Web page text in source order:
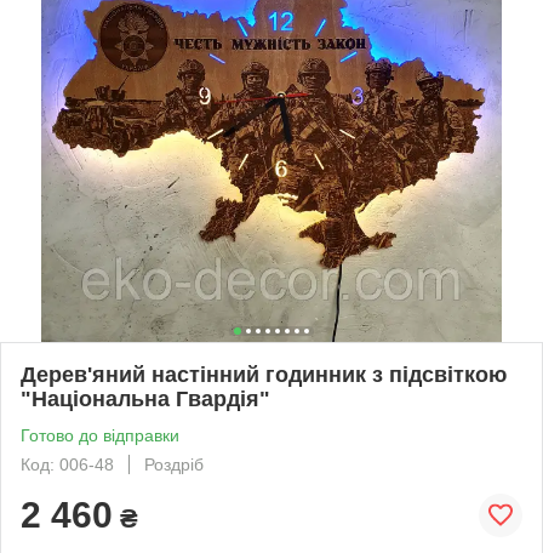
Дерев'яний настінний годинник з підсвіткою
"Національна Гвардія"
Готово до відправки
Код: 006-48
Роздріб
2 460 ₴